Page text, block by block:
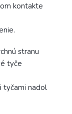
kontakte
stranu
tyče
nadol